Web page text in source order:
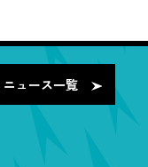
ニュース一覧